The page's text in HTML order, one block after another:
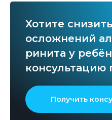
Хотите
осложнений
ринита у
консультацию
Получить